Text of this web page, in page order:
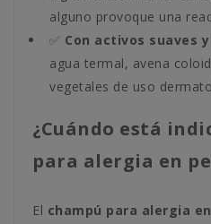
alguno provoque una
✅ Con activos suaves
agua termal, avena
vegetales de uso
¿Cuándo está
para alergia en
El champú para alergia